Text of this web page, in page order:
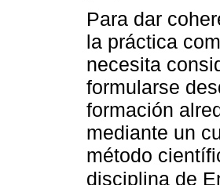
Para dar
la práctica
necesita
formularse
formación
mediante un
método
disciplina de